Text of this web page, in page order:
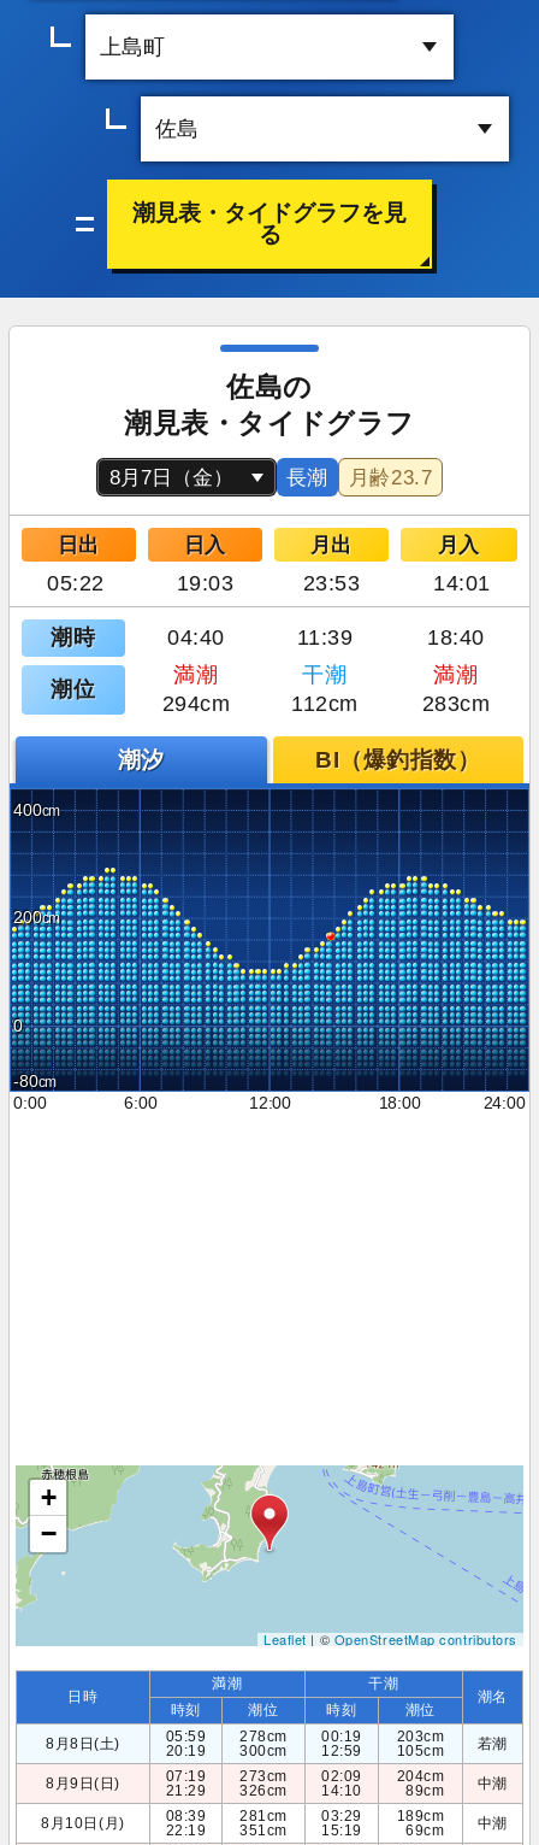
潮見表・タイドグラフを見
る
佐島の
潮見表・タイドグラフ
長潮 月齢23.7
日出 日入 月出 月入
05:22 19:03 23:53 14:01
潮時 04:40 11:39 18:40
潮位
満潮 干潮
満潮
294cm
112cm 283cm
潮汐 BI（爆釣指数）
400
200
0
-80
0:00
6:00 12:00 18:00 24:00
+
−
Leaflet| ©OpenStreetMap contributors
日時
満潮 干潮
潮名
時刻 潮位 時刻
潮位
8月8日(土)
05:59
20:19
278cm
300cm
00:19
12:59
203cm
105cm
若潮
8月9日(日)
07:19
21:29
273cm
326cm
02:09
14:10
204cm
89cm
中潮
8月10日(月)
08:39
22:19
281cm
351cm
03:29
15:19
189cm
69cm
中潮